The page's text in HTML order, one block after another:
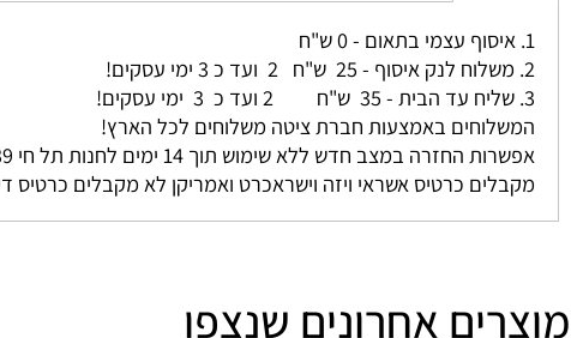
באמצעות חברת ציטה משלוחים לכל הארץ!
במצב חדש ללא שימוש תוך 14 ימים לחנות תל חי 39 ת.ד 19 כפר סבא (חיוב מינ 5% או 100 שקל לפי הנמוך בינהם בהתאם לתקנות)